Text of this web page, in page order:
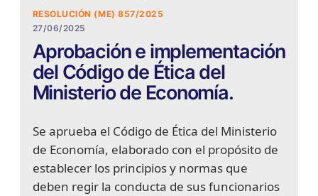
RESOLUCIÓN (ME) 857/2025
27/06/2025
Aprobación e implementación
del Código de Ética del
Ministerio de Economía.
Se aprueba el Código de Ética del Ministerio
de Economía, elaborado con el propósito de
establecer los principios y normas que
deben regir la conducta de sus funcionarios